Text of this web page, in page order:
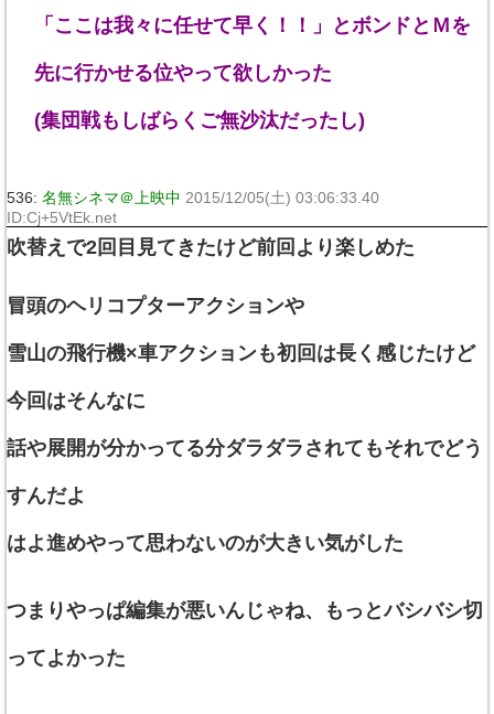
「ここは我々に任せて早く！！」とボンドとＭを
先に行かせる位やって欲しかった
(集団戦もしばらくご無沙汰だったし)
536: 名無シネマ＠上映中 2015/12/05(土) 03:06:33.40
ID:Cj+5VtEk.net
吹替えで2回目見てきたけど前回より楽しめた
冒頭のヘリコプターアクションや
雪山の飛行機×車アクションも初回は長く感じたけど
今回はそんなに
話や展開が分かってる分ダラダラされてもそれでどう
すんだよ
はよ進めやって思わないのが大きい気がした
つまりやっぱ編集が悪いんじゃね、もっとバシバシ切
ってよかった